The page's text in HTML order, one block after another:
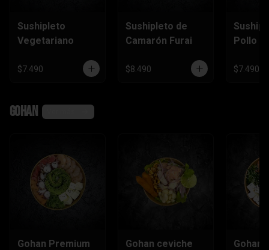
Sushipleto
Vegetariano
$7.490
Sushipleto de
Camarón Furai
$8.490
Pollo
$7.490
Gohan
Gohan Premium
Gohan ceviche
Gohan